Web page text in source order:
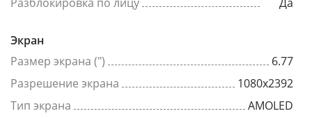
Экран
Размер экрана (")
6.77
Разрешение экрана
1080x2392
Тип экрана
AMOLED